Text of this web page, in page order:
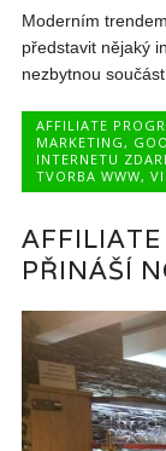
Moderním
představit nějaký
nezbytnou
AFFILIATE
MARKETING ,
INTERNETU
TVORBA WWW,
PŘINÁŠÍ